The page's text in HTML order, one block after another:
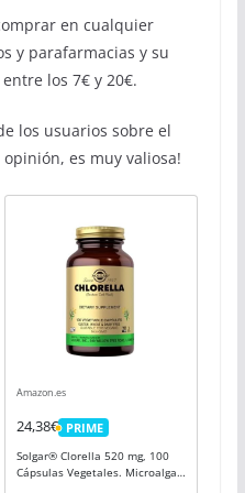
en cualquier
y parafarmacias y su
los 7€ y 20€.
los usuarios sobre el
es muy valiosa!
Amazon.es
24,38€ PRIME
PRIME
Solgar® Clorella 520 mg, 100
Cápsulas Vegetales. Microalga